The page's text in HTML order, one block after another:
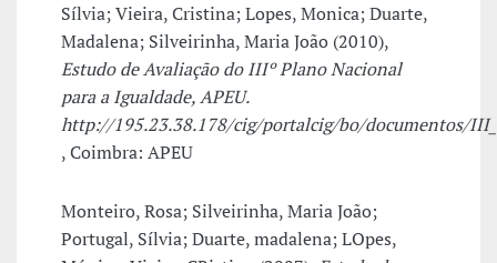
Sílvia; Vieira, Cristina; Lopes, Monica; Duarte,
Madalena; Silveirinha, Maria João (2010),
Estudo de Avaliação do IIIº Plano Nacional
para a Igualdade, APEU.
http://195.23.38.178/cig/portalcig/bo/documentos/
, Coimbra: APEU
Monteiro, Rosa; Silveirinha, Maria João;
Portugal, Sílvia; Duarte, madalena; LOpes,